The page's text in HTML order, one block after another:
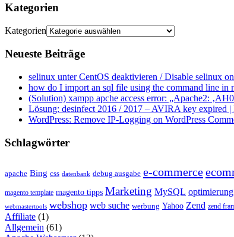
Kategorien
Kategorien
Neueste Beiträge
selinux unter CentOS deaktivieren / Disable selinux
how do I import an sql file using the command line in
(Solution) xampp apche access error: „Apache2:
Lösung: desinfect 2016 / 2017 – AVIRA key expired
WordPress: Remove IP-Logging on WordPress
Schlagwörter
apache Bing css datenbank debug ausgabe e-commerce
magento template magento tipps Marketing MySQL optimierung
webmastertools webshop web suche werbung Yahoo Zend zend
Affiliate (1)
Allgemein (61)